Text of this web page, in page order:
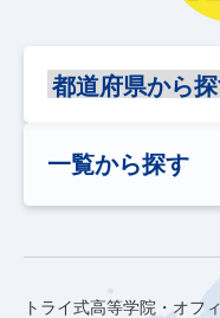
一覧から探す
トライ式高等学院・オフ